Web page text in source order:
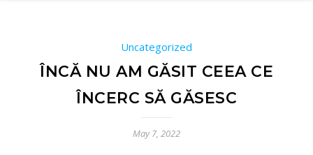
Uncategorized
ÎNCĂ NU AM GĂSIT CEEA CE
ÎNCERC SĂ GĂSESC
May 7, 2022